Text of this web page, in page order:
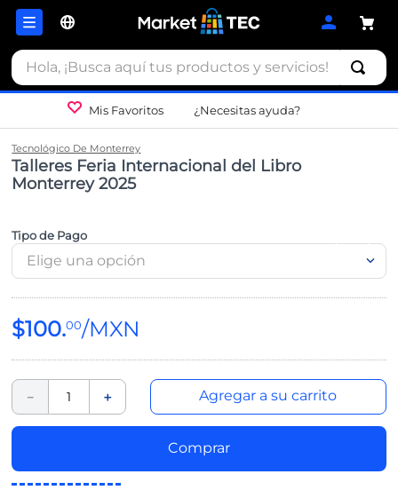
Hola, ¡Busca aquí tus productos y servicios!
Mis Favoritos ¿Necesitas ayuda?
Tecnológico De Monterrey
Talleres Feria Internacional del Libro
Monterrey 2025
Tipo de Pago
Elige una opción
$100.00
＋
－ Agregar a su carrito
Comprar